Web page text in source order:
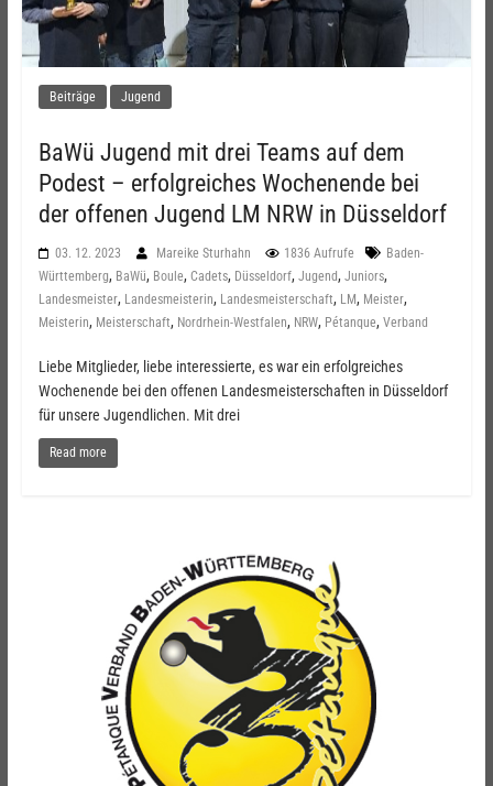
Beiträge Jugend
BaWü Jugend mit drei Teams auf dem
Podest – erfolgreiches Wochenende bei
der offenen Jugend LM NRW in Düsseldorf
03. 12. 2023 Mareike Sturhahn 1836 Aufrufe
Baden-
Württemberg, BaWü, Boule, Cadets, Düsseldorf, Jugend, Juniors,
Landesmeister, Landesmeisterin, Landesmeisterschaft, LM, Meister,
Meisterin, Meisterschaft, Nordrhein-Westfalen, NRW, Pétanque, Verband
Liebe Mitglieder, liebe interessierte, es war ein erfolgreiches
Wochenende bei den offenen Landesmeisterschaften in Düsseldorf
für unsere Jugendlichen. Mit drei
Read more